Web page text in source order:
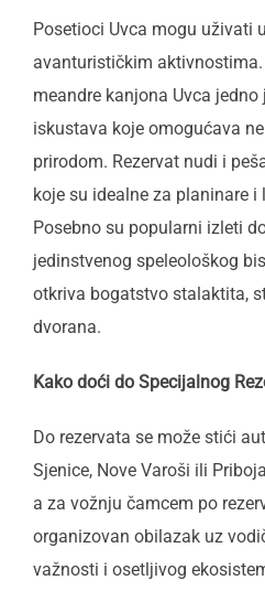
Posetioci Uvca mogu uživati
avanturističkim
meandre kanjona Uvca
iskustava koje omogućava
prirodom. Rezervat nudi i
koje su idealne za planinare
Posebno su popularni izleti
jedinstvenog speleološkog
otkriva bogatstvo stalaktita,
dvorana.
Kako doći do Specijalnog
Do rezervata se može stići
Sjenice, Nove Varoši ili
a za vožnju čamcem po
organizovan obilazak uz
važnosti i osetljivog